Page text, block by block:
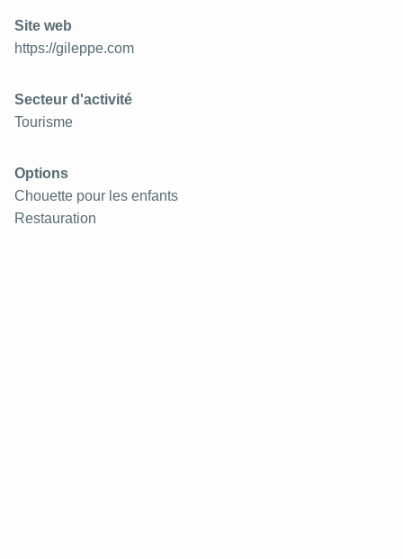
Site web
https://gileppe.com
Secteur d'activité
Tourisme
Options
Chouette pour les enfants
Restauration